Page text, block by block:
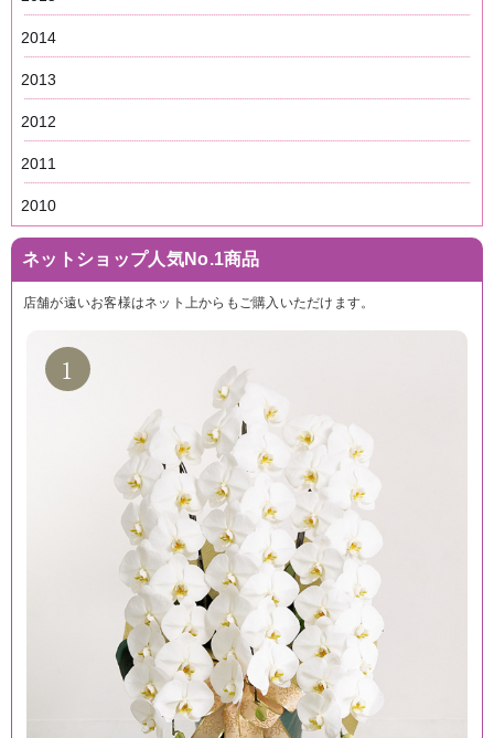
2014
2013
2012
2011
2010
ネットショップ人気No.1商品
店舗が遠いお客様はネット上からもご購入いただけます。